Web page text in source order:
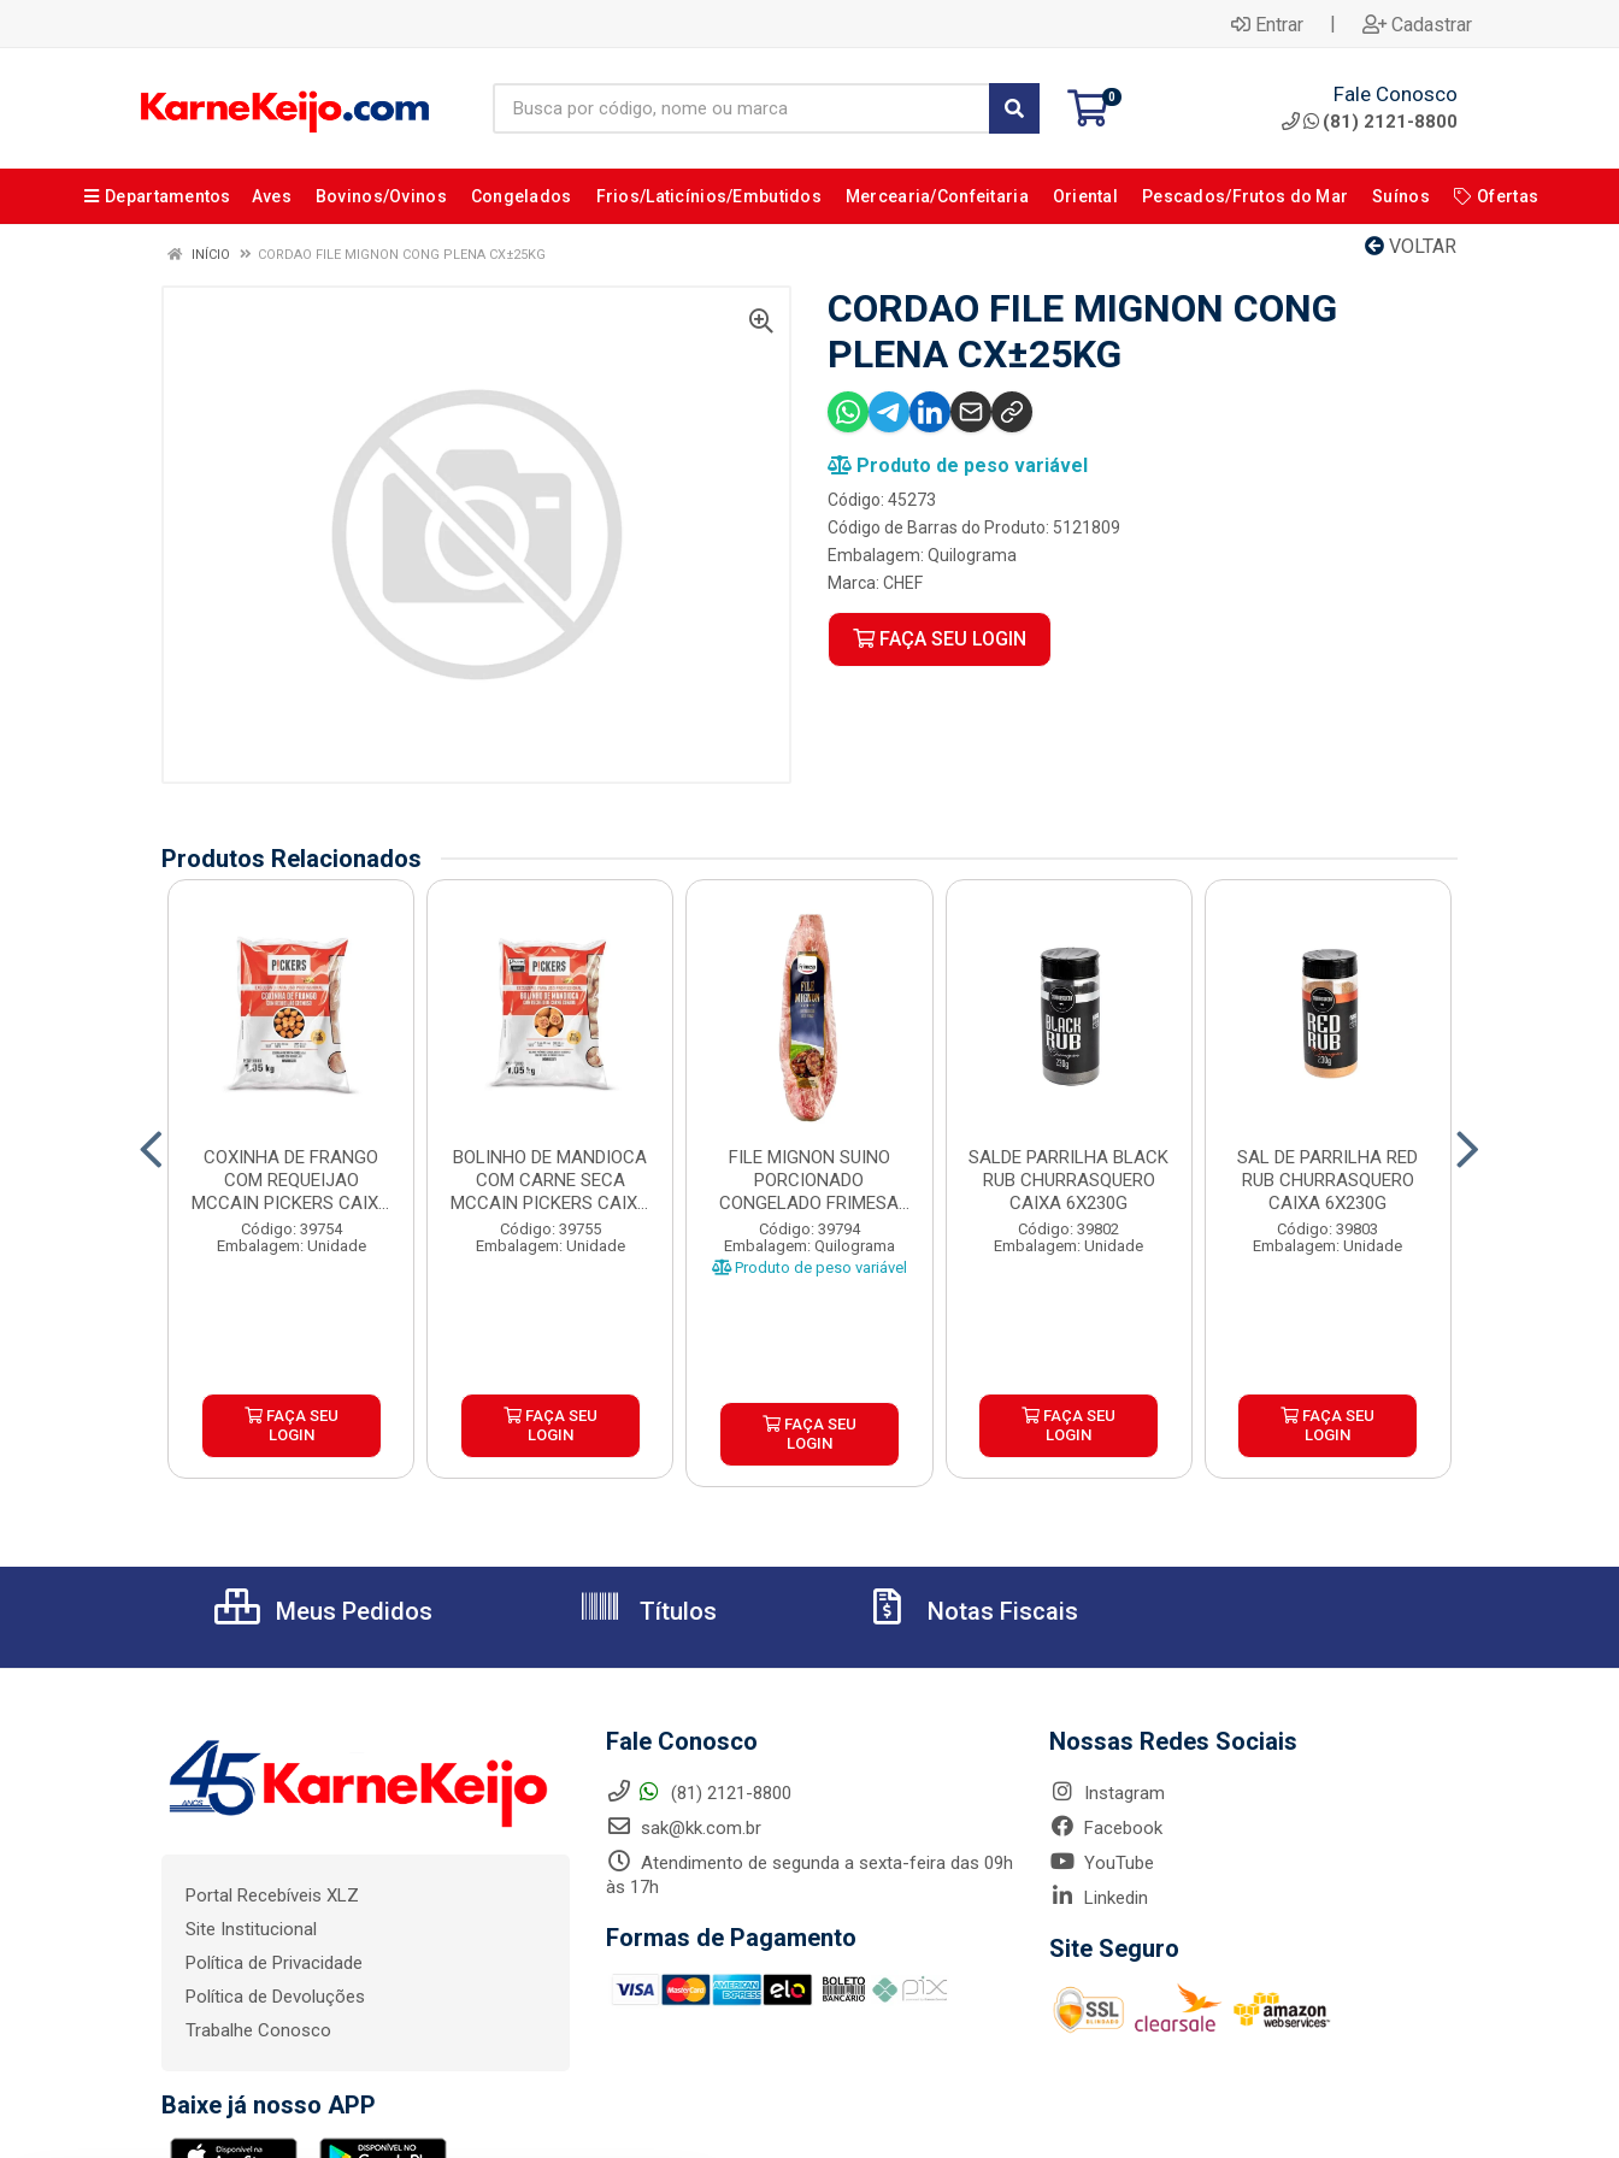
Entrar | Cadastrar
0 Fale Conosco
(81) 2121-8800
Departamentos Aves Bovinos/Ovinos Congelados Frios/Laticínios/Embutidos Mercearia/Confeitaria Oriental Pescados/Frutos do Mar Suínos Ofertas
VOLTAR
INÍCIO CORDAO FILE MIGNON CONG PLENA CX±25KG
CORDAO FILE MIGNON CONG
PLENA CX±25KG
Produto de peso variável
Código: 45273
Código de Barras do Produto: 5121809
Embalagem: Quilograma
Marca: CHEF
FAÇA SEU LOGIN
Produtos Relacionados
COXINHA DE FRANGO
COM REQUEIJAO
MCCAIN PICKERS CAIXA
6X1,05K...
Código: 39754
Embalagem: Unidade
FAÇA SEU
LOGIN
BOLINHO DE MANDIOCA
COM CARNE SECA
MCCAIN PICKERS CAIXA
6X1,...
Código: 39755
Embalagem: Unidade
FAÇA SEU
LOGIN
FILE MIGNON SUINO
PORCIONADO
CONGELADO FRIMESA
CAIXA ±15KG
Código: 39794
Embalagem: Quilograma
Produto de peso variável
FAÇA SEU
LOGIN
SALDE PARRILHA BLACK
RUB CHURRASQUERO
CAIXA 6X230G
Código: 39802
Embalagem: Unidade
FAÇA SEU
LOGIN
SAL DE PARRILHA RED
RUB CHURRASQUERO
CAIXA 6X230G
Código: 39803
Embalagem: Unidade
FAÇA SEU
LOGIN
Meus Pedidos Títulos Notas Fiscais
Portal Recebíveis XLZ
Site Institucional
Política de Privacidade
Política de Devoluções
Trabalhe Conosco
Baixe já nosso APP
Fale Conosco
(81) 2121-8800
sak@kk.com.br
Atendimento de segunda a sexta-feira das 09h
às 17h
Formas de Pagamento
Nossas Redes Sociais
Instagram
Facebook
YouTube
Linkedin
Site Seguro